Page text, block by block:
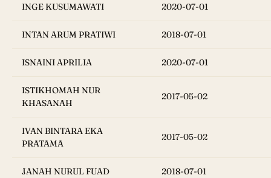
INGE KUSUMAWATI 2020-07-01
INTAN ARUM PRATIWI 2018-07-01
ISNAINI APRILIA 2020-07-01
ISTIKHOMAH NUR
KHASANAH
2017-05-02
IVAN BINTARA EKA
PRATAMA
2017-05-02
JANAH NURUL FUAD 2018-07-01